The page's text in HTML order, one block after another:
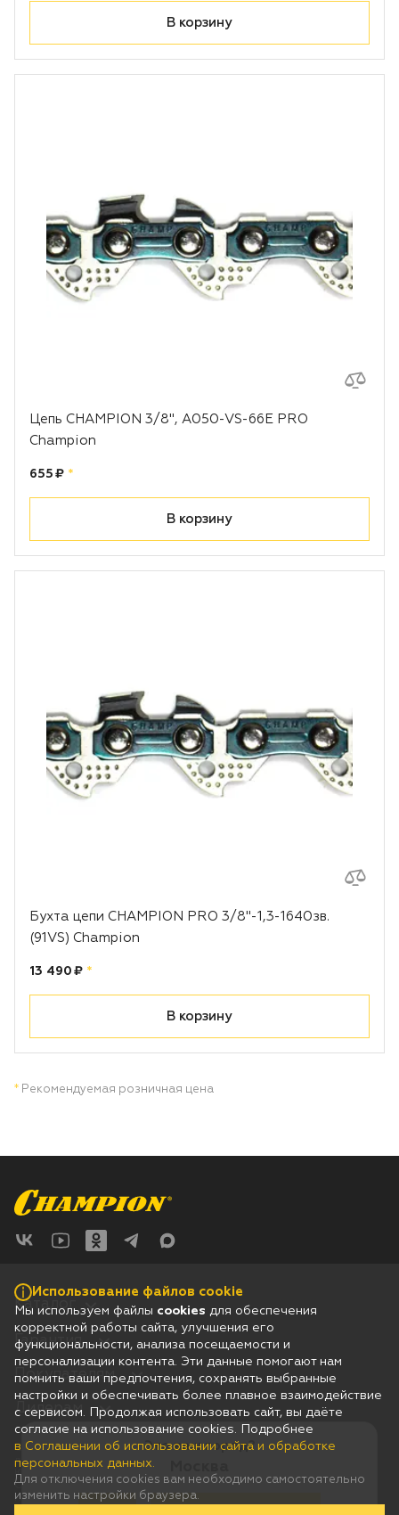
Это ваш город?
В корзину
Цепь CHAMPION 3/8", A050-VS-66E PRO
Champion
Цена:
655 ₽ рублей
*
В корзину
Бухта цепи CHAMPION PRO 3/8"-1,3-1640зв.
(91VS) Champion
Цена:
13 490 ₽ рублей
*
В корзину
* Рекомендуемая розничная цена
Соглашение об использовании сайта и обработке персональных
данных
Юридическая информация
Согласие на получение рассылки рекламно-информационных
материалов
Гарантия
Покупателям
Дилерам
Каталог
Использование файлов cookie
Мы используем файлы cookies для обеспечения
корректной работы сайта, улучшения его
функциональности, анализа посещаемости и
персонализации контента. Эти данные помогают нам
помнить ваши предпочтения, сохранять выбранные
настройки и обеспечивать более плавное взаимодействие
с сервисом. Продолжая использовать сайт, вы даёте
согласие на использование cookies. Подробнее
в Соглашении об использовании сайта и обработке
персональных данных.
Для отключения cookies вам необходимо самостоятельно
изменить настройки браузера.